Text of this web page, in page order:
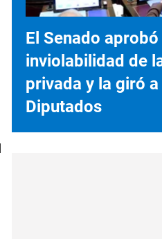
El Senado
inviolabilidad de
privada y la giró
Diputados